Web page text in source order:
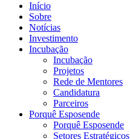
Início
Sobre
Notícias
Investimento
Incubação
Incubação
Projetos
Rede de Mentores
Candidatura
Parceiros
Porquê Esposende
Porquê Esposende
Setores Estratégicos